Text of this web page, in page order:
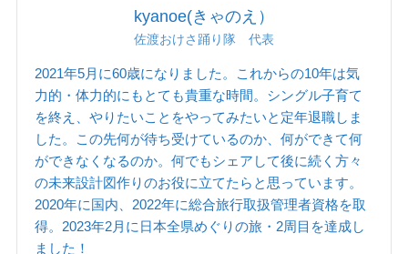
kyanoe(きゃのえ）
佐渡おけさ踊り隊 代表
2021年5月に60歳になりました。これからの10年は気
力的・体力的にもとても貴重な時間。シングル子育て
を終え、やりたいことをやってみたいと定年退職しま
した。この先何が待ち受けているのか、何ができて何
ができなくなるのか。何でもシェアして後に続く方々
の未来設計図作りのお役に立てたらと思っています。
2020年に国内、2022年に総合旅行取扱管理者資格を取
得。2023年2月に日本全県めぐりの旅・2周目を達成し
ました！